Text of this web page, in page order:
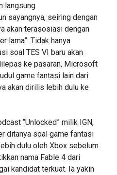
langsung
sayangnya, seiring dengan
akan terasosiasi dengan
lama”. Tidak hanya
soal TES VI baru akan
ke pasaran, Microsoft
game fantasi lain dari
akan dirilis lebih dulu ke
“Unlocked” milik IGN,
ditanya soal game fantasi
dulu oleh Xbox sebelum
nama Fable 4 dari
kandidat terkuat. Ia yakin